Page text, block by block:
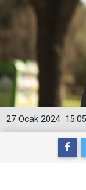
15:05
27 Ocak 2024